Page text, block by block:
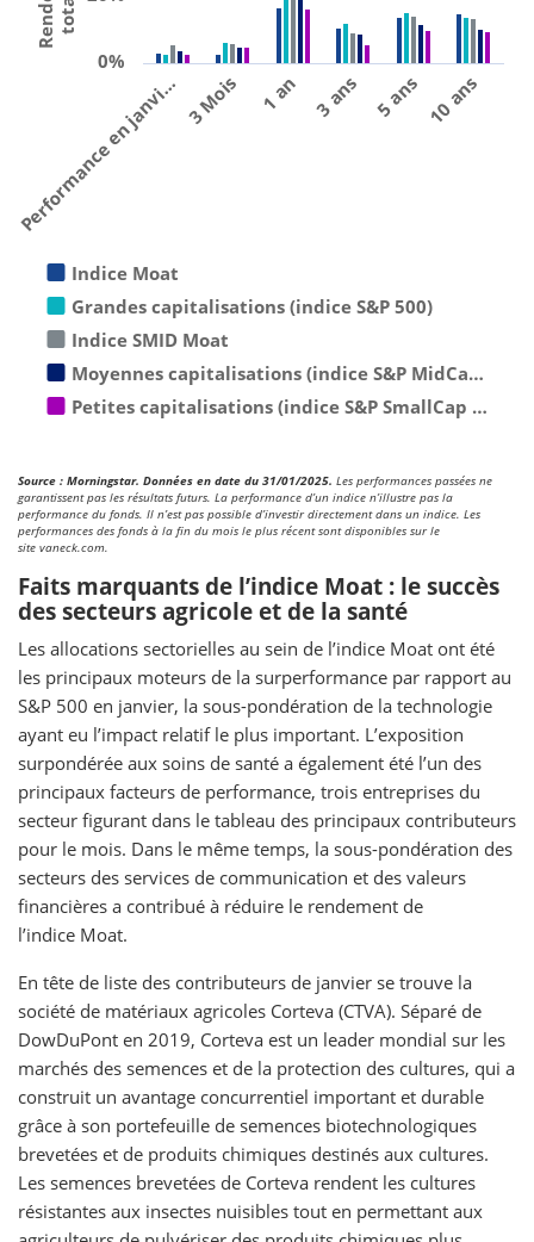
Indice Moat
Grandes capitalisations (indice S&P 500)
Indice SMID Moat
Moyennes capitalisations (indice S&P MidCa…
Petites capitalisations (indice S&P SmallCap …
Performance en janvi… 3 Mois 1 an 3 ans 5 ans 10 ans
0%
Source : Morningstar. Données en date du 31/01/2025. Les performances passées ne
garantissent pas les résultats futurs. La performance d’un indice n’illustre pas la
performance du fonds. Il n’est pas possible d’investir directement dans un indice. Les
performances des fonds à la fin du mois le plus récent sont disponibles sur le
site vaneck.com.
Faits marquants de l’indice Moat : le succès
des secteurs agricole et de la santé
Les allocations sectorielles au sein de l’indice Moat ont été
les principaux moteurs de la surperformance par rapport au
S&P 500 en janvier, la sous-pondération de la technologie
ayant eu l’impact relatif le plus important. L’exposition
surpondérée aux soins de santé a également été l’un des
principaux facteurs de performance, trois entreprises du
secteur figurant dans le tableau des principaux contributeurs
pour le mois. Dans le même temps, la sous-pondération des
secteurs des services de communication et des valeurs
financières a contribué à réduire le rendement de
l’indice Moat.
En tête de liste des contributeurs de janvier se trouve la
société de matériaux agricoles Corteva (CTVA). Séparé de
DowDuPont en 2019, Corteva est un leader mondial sur les
marchés des semences et de la protection des cultures, qui a
construit un avantage concurrentiel important et durable
grâce à son portefeuille de semences biotechnologiques
brevetées et de produits chimiques destinés aux cultures.
Les semences brevetées de Corteva rendent les cultures
résistantes aux insectes nuisibles tout en permettant aux